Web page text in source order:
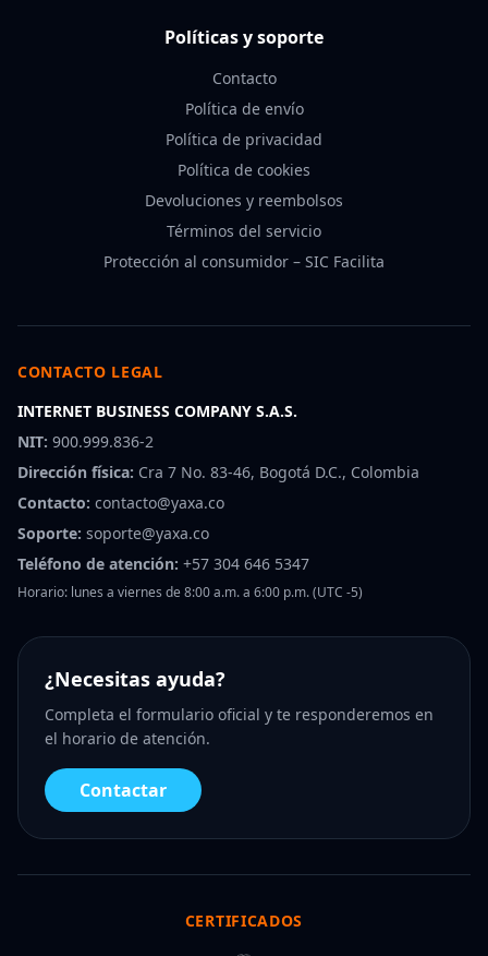
Políticas y soporte
Contacto
Política de envío
Política de privacidad
Política de cookies
Devoluciones y reembolsos
Términos del servicio
Protección al consumidor – SIC Facilita
CONTACTO LEGAL
INTERNET BUSINESS COMPANY S.A.S.
NIT: 900.999.836-2
Dirección física: Cra 7 No. 83-46, Bogotá D.C., Colombia
Contacto: contacto@yaxa.co
Soporte: soporte@yaxa.co
Teléfono de atención: +57 304 646 5347
Horario: lunes a viernes de 8:00 a.m. a 6:00 p.m. (UTC -5)
¿Necesitas ayuda?
Completa el formulario oficial y te responderemos en
el horario de atención.
Contactar
CERTIFICADOS